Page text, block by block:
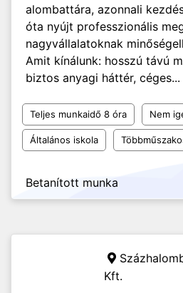
alombattára, azonnali
óta nyújt professzionális
nagyvállalatoknak
Amit kínálunk: hosszú távú
biztos anyagi háttér, céges...
Teljes munkaidő 8 óra Nem
Általános iskola
Betanított munka
Kft.